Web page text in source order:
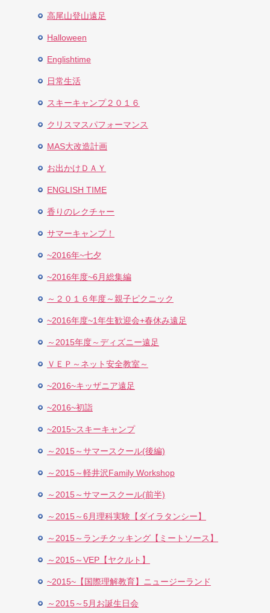
高尾山登山遠足
Halloween
Englishtime
日常生活
スキーキャンプ２０１６
クリスマスパフォーマンス
MAS大改造計画
お出かけＤＡＹ
ENGLISH TIME
香りのレクチャー
サマーキャンプ！
~2016年~七夕
~2016年度~6月総集編
～２０１６年度～親子ピクニック
~2016年度~1年生歓迎会+春休み遠足
～2015年度～ディズニー遠足
ＶＥＰ～ネット安全教室～
~2016~キッザニア遠足
~2016~初詣
~2015~スキーキャンプ
～2015～サマースクール(後編)
～2015～軽井沢Family Workshop
～2015～サマースクール(前半)
～2015～6月理科実験【ダイラタンシー】
～2015～ランチクッキング【ミートソース】
～2015～VEP【ヤクルト】
~2015~【国際理解教育】ニュージーランド
～2015～5月お誕生日会